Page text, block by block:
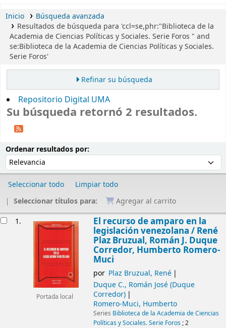
Inicio
Búsqueda avanzada
Resultados de búsqueda para 'ccl=se,phr:"Biblioteca de la
Academia de Ciencias Políticas y Sociales. Serie Foros " and
se:Biblioteca de la Academia de Ciencias Políticas y Sociales.
Serie Foros'
Refinar su búsqueda
Repositorio Digital UMA
Su búsqueda retornó 2 resultados.
Ordenar resultados por:
Seleccionar todo
Limpiar todo
Seleccionar títulos para:
Agregar al carrito
1.
Portada local
El recurso de amparo en la
legislación venezolana / René
Plaz Bruzual, Román J. Duque
Corredor, Humberto Romero-
Muci
por Plaz Bruzual, René
Duque C., Román José (Duque
Corredor)
Romero-Muci, Humberto
Series Biblioteca de la Academia de Ciencias
Políticas y Sociales. Serie Foros; 2